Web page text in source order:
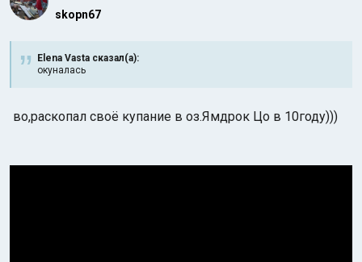
skopn67
Elena Vasta сказал(а):
окуналась
во,раскопал своё купание в оз.Ямдрок Цо в 10году)))